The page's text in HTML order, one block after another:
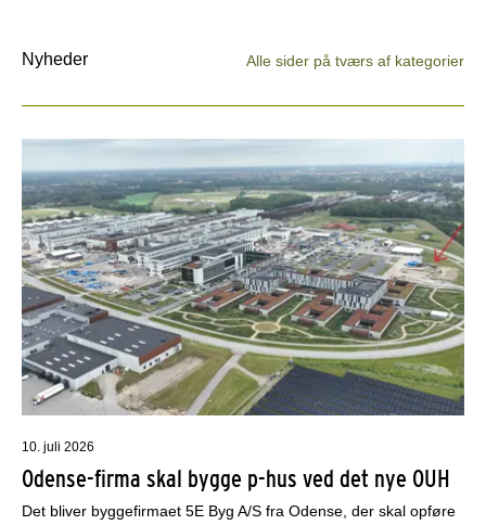
Nyheder Alle sider på tværs af kategorier
10. juli 2026
Odense-firma skal bygge p-hus ved det nye OUH
Det bliver byggefirmaet 5E Byg A/S fra Odense, der skal opføre